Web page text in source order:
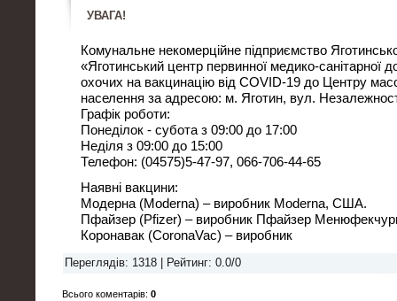
УВАГА!
Комунальне некомерційне підприємство
«Яготинський центр первинної медико-санітарної
охочих на вакцинацію від COVID-19 до Центру
населення за адресою: м. Яготин, вул.
Графік роботи:
Понеділок - субота з 09:00 до 17:00
Неділя з 09:00 до 15:00
Телефон: (04575)5-47-97, 066-706-44-65
Наявні вакцини:
Модерна (Moderna) – виробник Moderna, США.
Пфайзер (Pfizer) – виробник Пфайзер
Коронавак (CoronaVac) – виробник
Переглядів: 1318 | Рейтинг: 0.0/0
Всього коментарів: 0